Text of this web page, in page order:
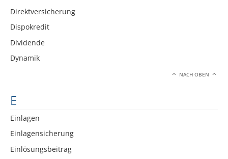
Direktversicherung
Dispokredit
Dividende
Dynamik
NACH OBEN
E
Einlagen
Einlagensicherung
Einlösungsbeitrag